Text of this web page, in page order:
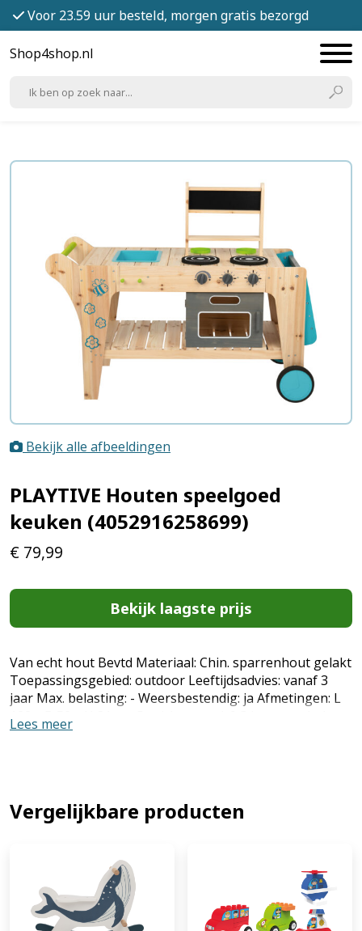
Voor 23.59 uur besteld, morgen gratis bezorgd
Shop4shop.nl
Bekijk alle afbeeldingen
PLAYTIVE Houten speelgoed
keuken (4052916258699)
€ 79,99
Bekijk laagste prijs
Van echt hout Bevtd Materiaal: Chin. sparrenhout gelakt
Toepassingsgebied: outdoor Leeftijdsadvies: vanaf 3
jaar Max. belasting: - Weersbestendig: ja Afmetingen: L
122 x B 50 x H 81 cm Gewicht: totaal: 9,3 kg, waterbak:
150 g, pan: 20 g Kleur: - Accessoires: inclusief 2
inbegrepen: - Leveringsomvang: 1x Outdoor
Modderkeuken inclusief accessoires Waarschuwing: Let
Kleine onderdelen. Verstikkingsgevaar. (EAN:
4052916258699)
Lees meer
Vergelijkbare producten